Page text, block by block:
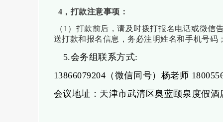
4 ，打款注意事项：
（ 1 ） 打款前后，请及时拨打报名电话或微信
送打款和报名信息，务必注明姓名和手机号码
5.会务组联系方式:
13866079204 （微信同号）杨老师
会议地址： 天津市武清区奥蓝颐泉度假酒